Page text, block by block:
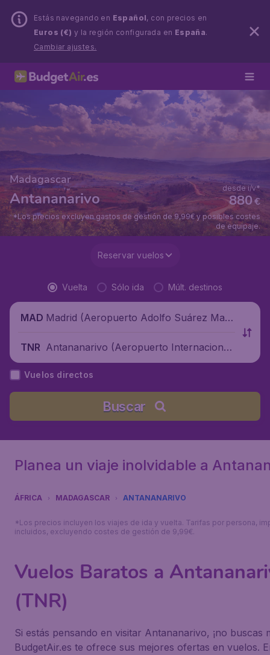
Estás navegando en Español, con precios en
Euros (€) y la región configurada en España.
Cambiar ajustes.
Madagascar
Antananarivo €
880
desde i/v*
*Los precios excluyen gastos de gestión de 9,99€ y posibles costes
de equipaje.
Reservar vuelos
Vuelta Sólo ida Múlt. destinos
MAD Madrid (Aeropuerto Adolfo Suárez Madr
TNR Antananarivo (Aeropuerto Internacional
Ivato), Madagascar
Vuelos directos
Buscar
Planea un viaje inolvidable a
ÁFRICA MADAGASCAR ANTANANARIVO
*Los precios incluyen los viajes de ida y vuelta. Tarifas por persona,
incluidos, excluyendo costes de gestión de 9,99€.
Vuelos Baratos a
(TNR)
Si estás pensando en visitar Antananarivo, ¡no buscas
BudgetAir.es te ofrece sus mejores ofertas en vuelos.